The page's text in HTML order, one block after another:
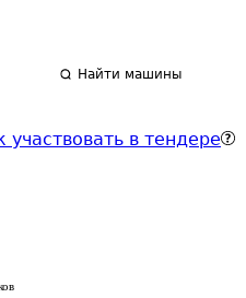
Найти машины
участвовать в тендере